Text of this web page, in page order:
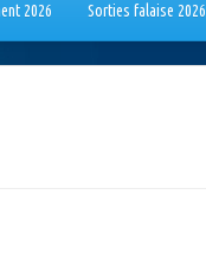
2026 Sorties falaise 2026